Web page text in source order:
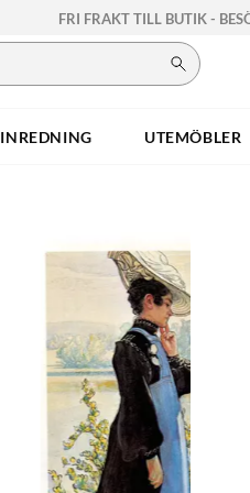
FRI FRAKT TILL BUTIK -
INREDNING UTEMÖBLER